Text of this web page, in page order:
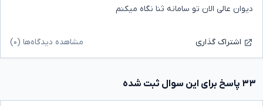
دیوان عالی الان تو سامانه ثنا نگاه میکنم
اشتراک گذاری مشاهده دیدگاه‌ها (۰)
۳۳ پاسخ برای این سوال ثبت شده